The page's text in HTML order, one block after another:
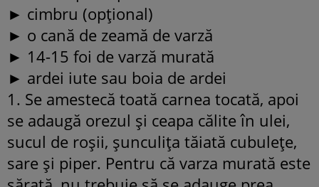
► cimbru (opţional)
► o cană de zeamă de varză
► 14-15 foi de varză murată
► ardei iute sau boia de ardei
1. Se amestecă toată carnea tocată, apoi
se adaugă orezul şi ceapa călite în ulei,
sucul de roşii, şunculiţa tăiată cubuleţe,
sare şi piper. Pentru că varza murată este